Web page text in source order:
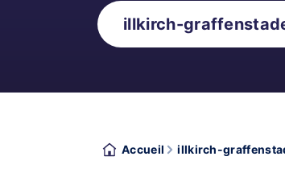
Accueil illkirch-